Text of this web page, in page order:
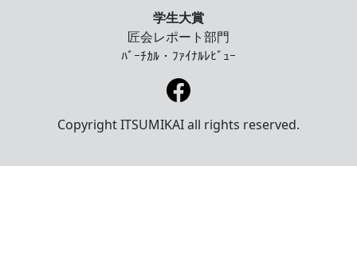
学生大賞
匠会レポート部門
ﾊﾞｰﾁｶﾙ・ﾌｧｲﾅﾙﾚﾋﾞｭｰ
CopyrightITSUMIKAI all rights reserved.